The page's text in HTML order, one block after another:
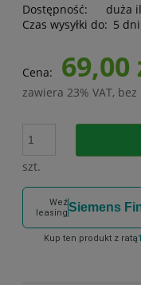
Dostępność:
duża
Czas wysyłki do: 5 dni
Cena: 69,00
zawiera 23% VAT,
szt.
Weź
leasingSiemens
Kup ten produkt z ratą